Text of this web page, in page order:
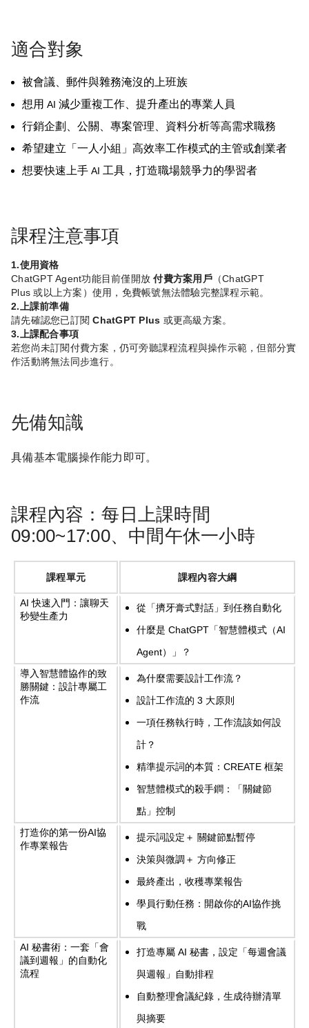
適合對象
被會議、郵件與雜務淹沒的上班族
想用 AI 減少重複工作、提升產出的專業人員
行銷企劃、公關、專案管理、資料分析等高需求職務
希望建立「一人小組」高效率工作模式的主管或創業者
想要快速上手 AI 工具，打造職場競爭力的學習者
課程注意事項
1.使用資格
ChatGPT Agent功能目前僅開放付費方案用戶（ChatGPT
Plus或以上方案）使用，免費帳號無法體驗完整課程示範。
2.上課前準備
請先確認您已訂閱ChatGPT Plus 或更高級方案。
3.上課配合事項
若您尚未訂閱付費方案，仍可旁聽課程流程與操作示範，但部分實
作活動將無法同步進行。
先備知識
具備基本電腦操作能力即可。
課程內容：每日上課時間
09:00~17:00、中間午休一小時
課程單元 課程內容大綱
AI快速入門：讓聊天
秒變生產力
從「擠牙膏式對話」到任務自動化
什麼是 ChatGPT 「智慧體模式（AI
Agent）」？
導入智慧體協作的致
勝關鍵：設計專屬工
作流
為什麼需要設計工作流？
設計工作流的 3 大原則
一項任務執行時，工作流該如何設
計？
精準提示詞的本質：CREATE框架
智慧體模式的殺手鐧：「關鍵節
點」控制
打造你的第一份AI協
作專業報告
提示詞設定＋ 關鍵節點暫停
決策與微調＋ 方向修正
最終產出，收穫專業報告
學員行動任務：開啟你的AI協作挑
戰
AI秘書術：一套「會
議到週報」的自動化
流程
打造專屬 AI秘書，設定「每週會議
與週報」自動排程
自動整理會議紀錄，生成待辦清單
與摘要